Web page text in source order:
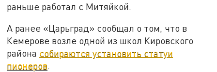
раньше работал с Митяйкой.
А ранее «Царьград» сообщал о том, что в
Кемерове возле одной из школ Кировского
района собираются установить статуи
пионеров.